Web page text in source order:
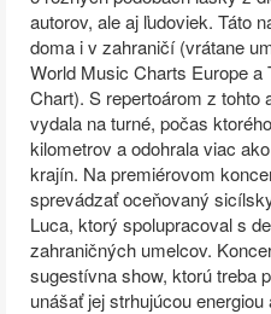
autorov, ale aj ľudoviek. Táto
doma i v zahraničí (vrátane
World Music Charts Europe a
Chart). S repertoárom z tohto
vydala na turné, počas
kilometrov a odohrala viac
krajín. Na premiérovom
sprevádzať oceňovaný
Luca, ktorý spolupracoval s
zahraničných umelcov.
sugestívna show, ktorú treba
unášať jej strhujúcou energiou